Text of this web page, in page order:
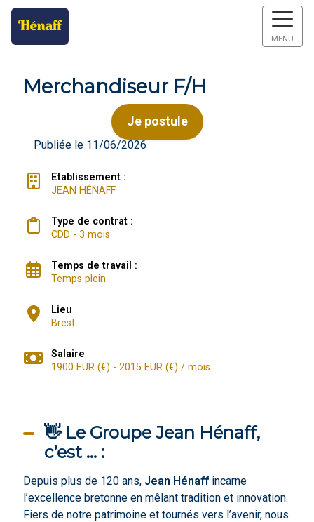
MENU
Merchandiseur F/H
Je postule
Publiée le 11/06/2026
Etablissement :
JEAN HÉNAFF
Type de contrat :
CDD - 3 mois
Temps de travail :
Temps plein
Lieu
Brest
Salaire
1900 EUR (€) - 2015 EUR (€) / mois
👋 Le Groupe Jean Hénaff,
c’est … :
Depuis plus de 120 ans, Jean Hénaffincarne
l’excellence bretonne en mêlant tradition et innovation.
Fiers de notre patrimoine et tournés vers l’avenir, nous